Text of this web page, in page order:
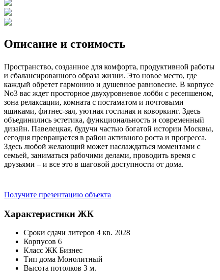
Описание и стоимость
Пространство, созданное для комфорта, продуктивной работы
и сбалансированного образа жизни. Это новое место, где
каждый обретет гармонию и душевное равновесие. В корпусе
No3 вас ждет просторное двухуровневое лобби с ресепшеном,
зона релаксации, комната с постаматом и почтовыми
ящиками, фитнес-зал, уютная гостиная и коворкинг. Здесь
объединились эстетика, функциональность и современный
дизайн. Павелецкая, будучи частью богатой истории Москвы,
сегодня превращается в район активного роста и прогресса.
Здесь любой желающий может наслаждаться моментами с
семьей, заниматься рабочими делами, проводить время с
друзьями – и все это в шаговой доступности от дома.
Получите презентацию объекта
Характеристики ЖК
Сроки сдачи литеров 4 кв. 2028
Корпусов 6
Класс ЖК Бизнес
Тип дома Монолитный
Высота потолков 3 м.